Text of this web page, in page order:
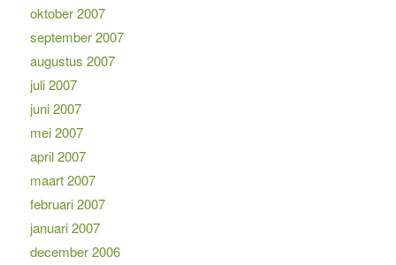
oktober 2007
september 2007
augustus 2007
juli 2007
juni 2007
mei 2007
april 2007
maart 2007
februari 2007
januari 2007
december 2006